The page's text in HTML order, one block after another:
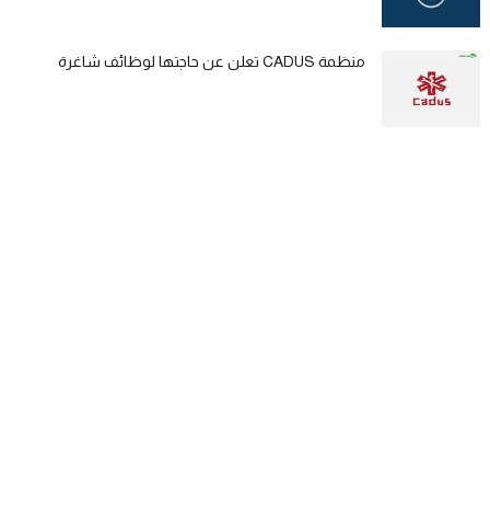
منظمة CADUS تعلن عن حاجتها لوظائف شاغرة